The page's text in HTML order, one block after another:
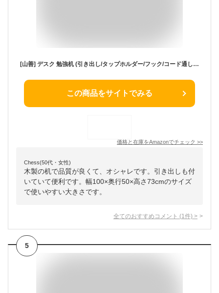
[山善] デスク 勉強机 (引き出し/タップホルダー/フック/コード通し) 幅100×奥行50×高さ73cm 木製 シンプル 学習机 組立品 キウイ SSDH-1050(KW)
この商品をサイトでみる
価格と在庫をAmazonでチェック >>
Chess(50代・女性)
木製の机で品質が良くて、オシャレです。引き出しも付
いていて便利です。幅100×奥行50×高さ73cmのサイズ
で使いやすい大きさです。
全てのおすすめコメント (1 件) >
5